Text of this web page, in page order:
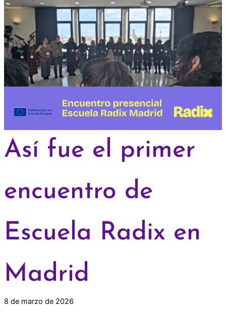
Así fue el primer
encuentro de
Escuela Radix en
Madrid
8 de marzo de 2026